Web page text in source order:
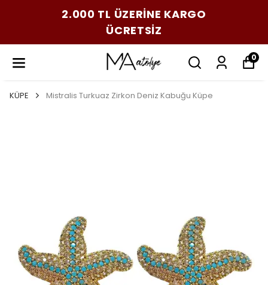
2.000 TL ÜZERİNE KARGO
ÜCRETSİZ
0
KÜPE Mistralis Turkuaz Zirkon Deniz Kabuğu Küpe